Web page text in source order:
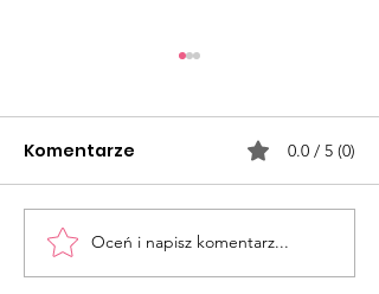
Pure Essence
Komentarze 0.0 / 5 (0)
Oceń i napisz komentarz...